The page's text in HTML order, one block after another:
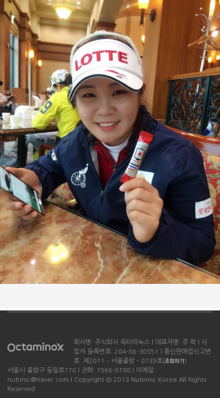
회사명: 주식회사 옥타미녹스 l 대표자명: 주 학 l 사
업자 등록번호: 204-86-30551 l 통신판매업신고번
호: 제2011 - 서울중랑 - 0739호(조회하기 )
서울시 중랑구 동일로770 l 전화: 1566-0198 l 이메일:
nutrinic@naver.com l Copyright © 2013 Nutirinic Korea All Rights
Reserved.